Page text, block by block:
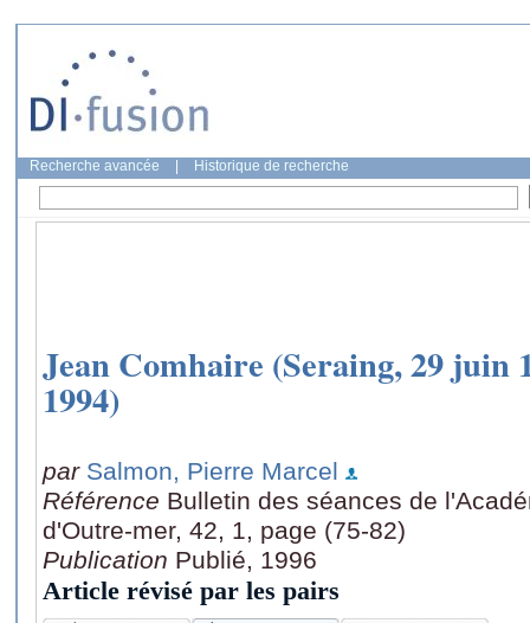
Recherche avancée Historique de recherche
Jean Comhaire (Seraing, 29 juin
1994)
par Salmon, Pierre Marcel
Référence Bulletin des séances de
d'Outre-mer, 42, 1, page (75-82)
Publication Publié, 1996
Article révisé par les pairs